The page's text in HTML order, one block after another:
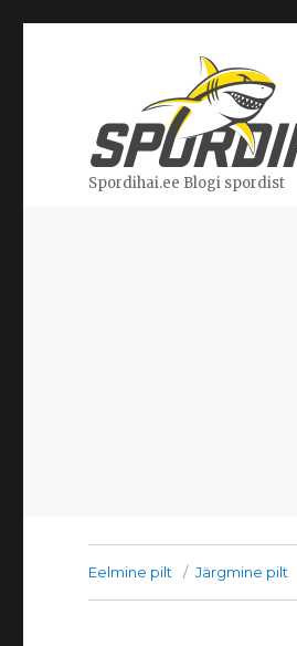
Spordihai.ee Blogi spordist
Eelmine pilt Järgmine pilt